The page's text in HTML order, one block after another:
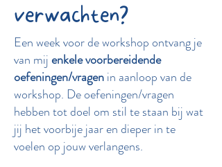
verwachten?
Een week voor de workshop ontvang je
van mijenkele voorbereidende
oefeningen/vragenin aanloop van de
workshop. De oefeningen/vragen
hebben tot doel om stil te staan bij wat
jij het voorbije jaar en dieper in te
voelen op jouw verlangens.